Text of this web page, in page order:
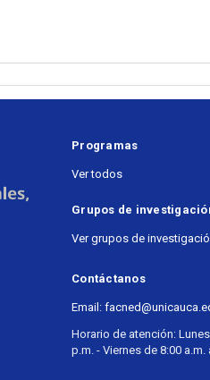
Programas
Ver todos
Grupos de
Ver grupos de
Contáctanos
Email:
Horario de atención:
p.m. - Viernes de 8:00 a.m.